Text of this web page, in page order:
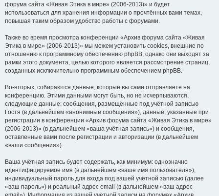
форума сайта «Живая Этика в мире» (2006-2013)» и будет
использоваться для хранения информации о прочтённых вами темах,
повышая таким образом удобство работы с форумами.
Также во время просмотра конференции «Архив форума сайта «Живая
Этика в мире» (2006-2013)» мы можем установить cookies, внешние по
отношению к программному обеспечению phpBB, однако они выходят за
рамки этого документа, целью которого является рассмотрение страниц,
созданных исключительно программным обеспечением phpBB.
Во-вторых, собираются данные, которые вы сами отправляете на
конференцию. Этими данными могут быть, но не исчерпываются,
следующие данные: сообщения, размещённые под учётной записью
Гостя (в дальнейшем «анонимные сообщения»), данные, указанные при
регистрации в конференции «Архив форума сайта «Живая Этика в мире»
(2006-2013)» (в дальнейшем «ваша учётная запись») и сообщения,
оставленные вами после регистрации и авторизации (в дальнейшем
«ваши сообщения»).
Ваша учётная запись будет содержать, как минимум: однозначно
идентифицируемое имя (в дальнейшем «ваше имя пользователя»),
индивидуальный пароль для входа под вашей учётной записью (далее
«ваш пароль») и реальный адрес email (в дальнейшем «ваш адрес